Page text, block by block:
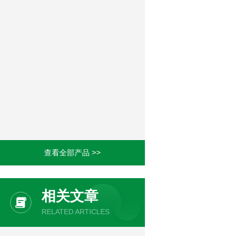
查看全部产品 >>
相关文章
RELATED ARTICLES